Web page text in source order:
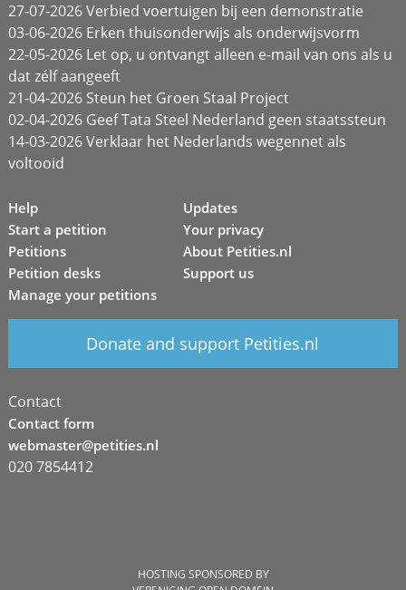
27-07-2026 Verbied voertuigen bij een demonstratie
03-06-2026 Erken thuisonderwijs als onderwijsvorm
22-05-2026 Let op, u ontvangt alleen e-mail van ons als u
dat zélf aangeeft
21-04-2026 Steun het Groen Staal Project
02-04-2026 Geef Tata Steel Nederland geen staatssteun
14-03-2026 Verklaar het Nederlands wegennet als
voltooid
Help
Start a petition
Petitions
Petition desks
Manage your petitions
Updates
Your privacy
About Petities.nl
Support us
Donate and support Petities.nl
Contact
Contact form
webmaster@petities.nl
020 7854412
HOSTING SPONSORED BY